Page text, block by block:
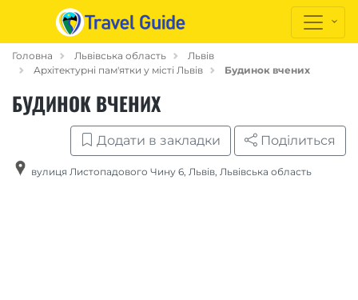
Головна Львівська область
Львів
Архітектурні пам'ятки у місті Львів
Будинок вчених
БУДИНОК ВЧЕНИХ
Додати в закладки Поділиться
вулиця Листопадового Чину 6, Львів, Львівська область